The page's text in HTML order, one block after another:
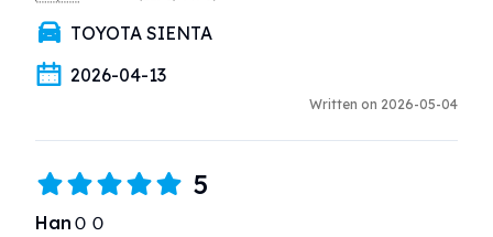
TOYOTA SIENTA
2026-04-13
Written on 2026-05-04
5
HanＯＯ